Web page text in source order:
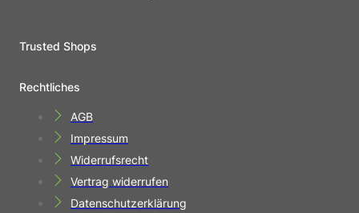
Trusted Shops
Rechtliches
AGB
Impressum
Widerrufsrecht
Vertrag widerrufen
Datenschutzerklärung